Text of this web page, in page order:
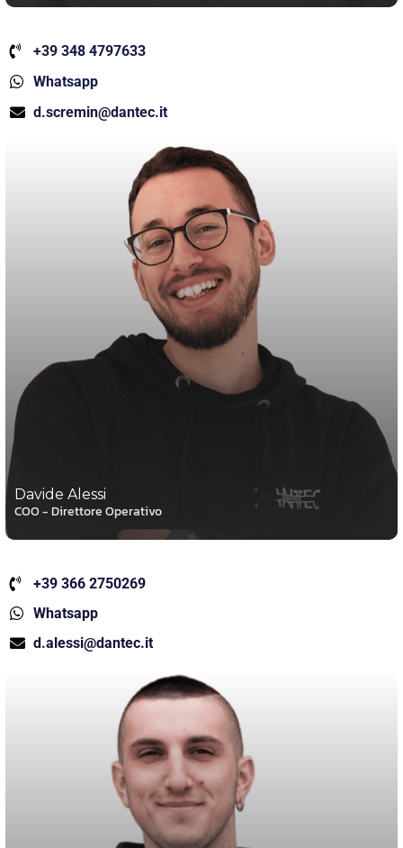
+39 348 4797633
Whatsapp
d.scremin@dantec.it
Davide Alessi
COO - Direttore Operativo
+39 366 2750269
Whatsapp
d.alessi@dantec.it